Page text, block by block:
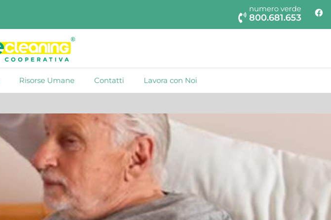
numero verde
800.681.653
Risorse Umane Contatti Lavora con Noi